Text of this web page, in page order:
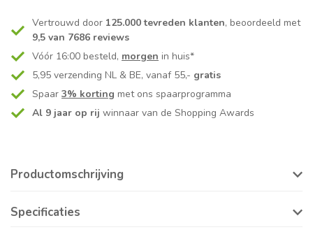
Vertrouwd door 125.000 tevreden klanten, beoordeeld met
9,5 van 7686 reviews
Vóór 16:00 besteld, morgen in huis*
5,95 verzending NL & BE, vanaf 55,- gratis
Spaar 3% korting met ons spaarprogramma
Al 9 jaar op rij winnaar van de Shopping Awards
Productomschrijving
Specificaties